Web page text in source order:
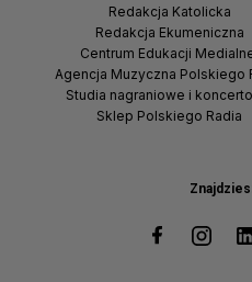
Redakcja Katolicka
Redakcja Ekumeniczna
Centrum Edukacji
Agencja Muzyczna Polskiego
Studia nagraniowe i
Sklep Polskiego Radia